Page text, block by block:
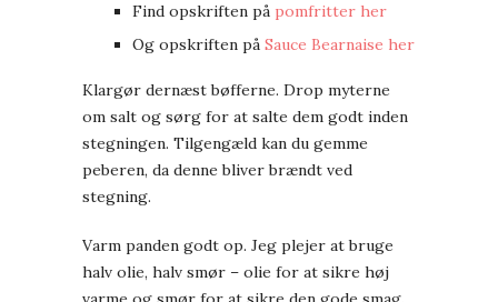
Find opskriften på pomfritter her
Og opskriften på Sauce Bearnaise her
Klargør dernæst bøfferne. Drop myterne
om salt og sørg for at salte dem godt inden
stegningen. Tilgengæld kan du gemme
peberen, da denne bliver brændt ved
stegning.
Varm panden godt op. Jeg plejer at bruge
halv olie, halv smør – olie for at sikre høj